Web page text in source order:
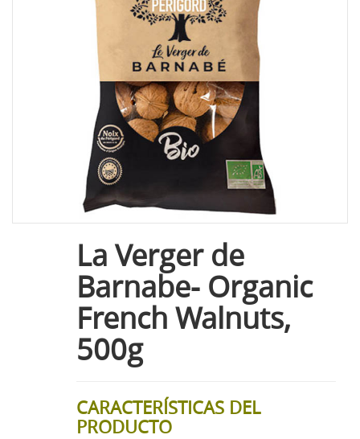
La Verger de
Barnabe- Organic
French Walnuts,
500g
CARACTERÍSTICAS DEL
PRODUCTO